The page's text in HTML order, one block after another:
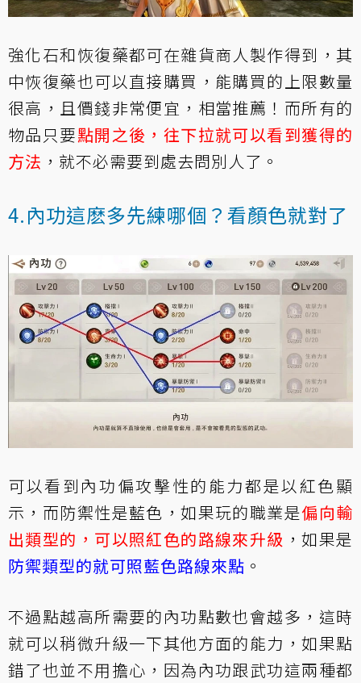
強化石和恢復藥都可在雜貨商人製作得到，其
中恢復藥也可以直接購買，能購買的上限數量
很高，且價錢非常便宜，相當推薦！而所有的
物品只要點開之後，往下拉就可以看到獲得的
方法 ，就不必需要到處去問別人了。
4.內功這麽多先練哪個？看顏色就對了
可以看到內功偏攻擊性的能力都是以紅色顯
示，而防禦性是藍色，如果玩的職業是偏向輸
出類型的，可以照紅色的路線來升級 ，如果是
防禦類型的就可照藍色路線來點 。
不過點越高所需要的內功點數也會越多，這時
就可以稍微升級一下其他方面的能力，如果點
錯了也並不用擔心，因為內功跟武功這兩種都